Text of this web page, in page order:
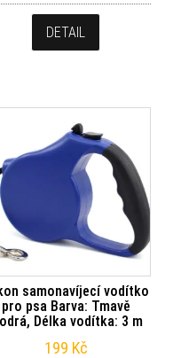
DETAIL
samonavíjecí vodítko
pro psa Barva: Tmavě
Délka vodítka: 3 m
199 Kč